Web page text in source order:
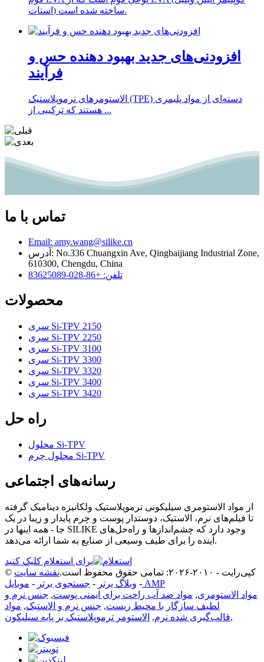
استات) ساخته شده است.
افزودنی‌های جدید بهبود دهنده حس و
فرآیند
الاستومرهای ترموپلاستیک (TPE) دسته‌ای از مواد پلیمری
هستند که ترکیبی از ...
تماس با ما
Email: amy.wang@silike.cn
آدرس: No.336 Chuangxin Ave, Qingbaijiang Industrial Zone,
610300, Chengdu, China
تلفن: +86-028-83625089
محصولات
سری Si-TPV 2150
سری Si-TPV 2250
سری Si-TPV 3100
سری Si-TPV 3300
سری Si-TPV 3320
سری Si-TPV 3400
سری Si-TPV 3420
راه حل
محلول Si-TPV
محلول چرم Si-TPV
رسانه‌های اجتماعی
از مواد الاستومری سیلیکونی ترموپلاستیک ولکانیزه دینامیک گرفته
تا فیلم‌های نرم، الاستیک، دوستدار پوست و چرم پایدار و زیبا در یک
جا - همه اینها در SILIKE وجود دارد که چشم‌اندازها و راه‌حل‌های
آینده را برای طیف وسیعی از صنایع به شما ارائه می‌دهد.
برای استعلام کلیک کنید
© کپی‌رایت - ۲۰۱۰-۲۰۲۶: تمامی حقوق محفوظ است.
نقشه سایت
- وبلاگ برتر - جستجوی برتر -
موبایل AMP
مواد الاستومری, مواد ضد آب راحت برای ایمنی پوست, جنس نرم و
لطیف سازگار با محیط زیست, جنس نرم و الاستیک, مواد
قالب‌گیری شده نرم, الاستومر ترموپلاستیک بر پایه سیلیکون ,